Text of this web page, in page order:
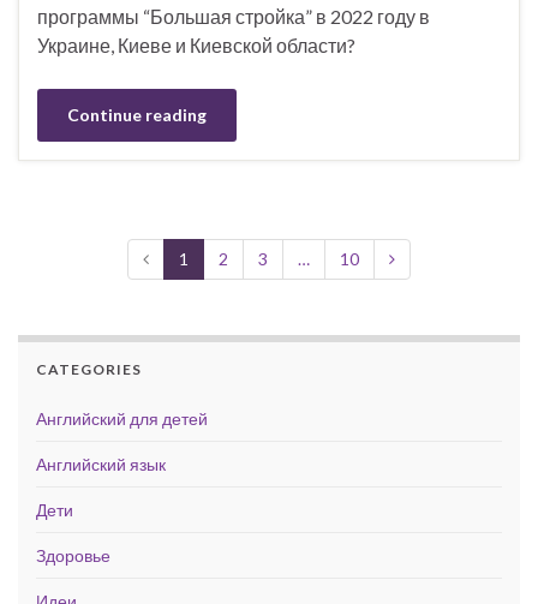
программы “Большая стройка” в 2022 году в
Украине, Киеве и Киевской области?
Continue reading
1 2 3 … 10
CATEGORIES
Английский для детей
Английский язык
Дети
Здоровье